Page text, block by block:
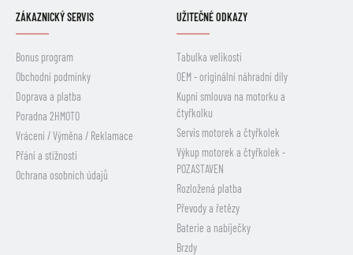
ZÁKAZNICKÝ SERVIS
Bonus program
Obchodní podmínky
Doprava a platba
Poradna 2HMOTO
Vrácení / Výměna / Reklamace
Přání a stížnosti
Ochrana osobních údajů
UŽITEČNÉ ODKAZY
Tabulka velikostí
OEM - originální náhradní díly
Kupní smlouva na motorku a
čtyřkolku
Servis motorek a čtyřkolek
Výkup motorek a čtyřkolek -
POZASTAVEN
Rozložená platba
Převody a řetězy
Baterie a nabíječky
Brzdy